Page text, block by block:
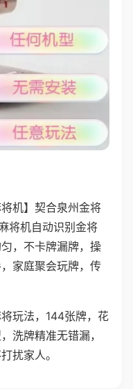
机】契合泉州金将
将机自动识别金将
，不卡牌漏牌，操
家庭聚会玩牌，传
玩法，144张牌，花
洗牌精准无错漏，
扰家人。